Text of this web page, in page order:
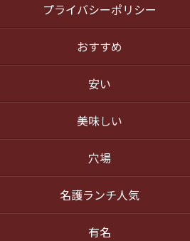
プライバシーポリシー
おすすめ
安い
美味しい
穴場
名護ランチ人気
有名